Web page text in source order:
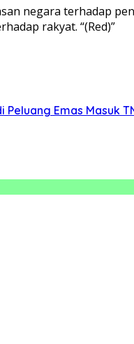
negara terhadap
rakyat. “(Red)”
Emas Masuk